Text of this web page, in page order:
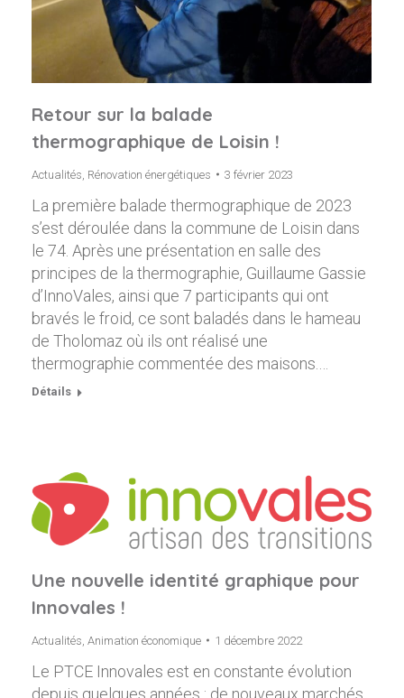
Retour sur la balade
thermographique de Loisin !
Actualités Rénovation énergétiques 3 février 2023
La première balade thermographique de 2023
s’est déroulée dans la commune de Loisin dans
le 74. Après une présentation en salle des
principes de la thermographie, Guillaume Gassie
d’InnoVales, ainsi que 7 participants qui ont
bravés le froid, ce sont baladés dans le hameau
de Tholomaz où ils ont réalisé une
thermographie commentée des maisons.…
Détails
Une nouvelle identité graphique pour
Innovales !
Actualités Animation économique 1 décembre 2022
Le PTCE Innovales est en constante évolution
depuis quelques années : de nouveaux marchés,